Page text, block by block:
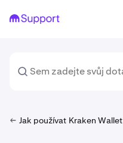
Jak používat Kraken Wallet